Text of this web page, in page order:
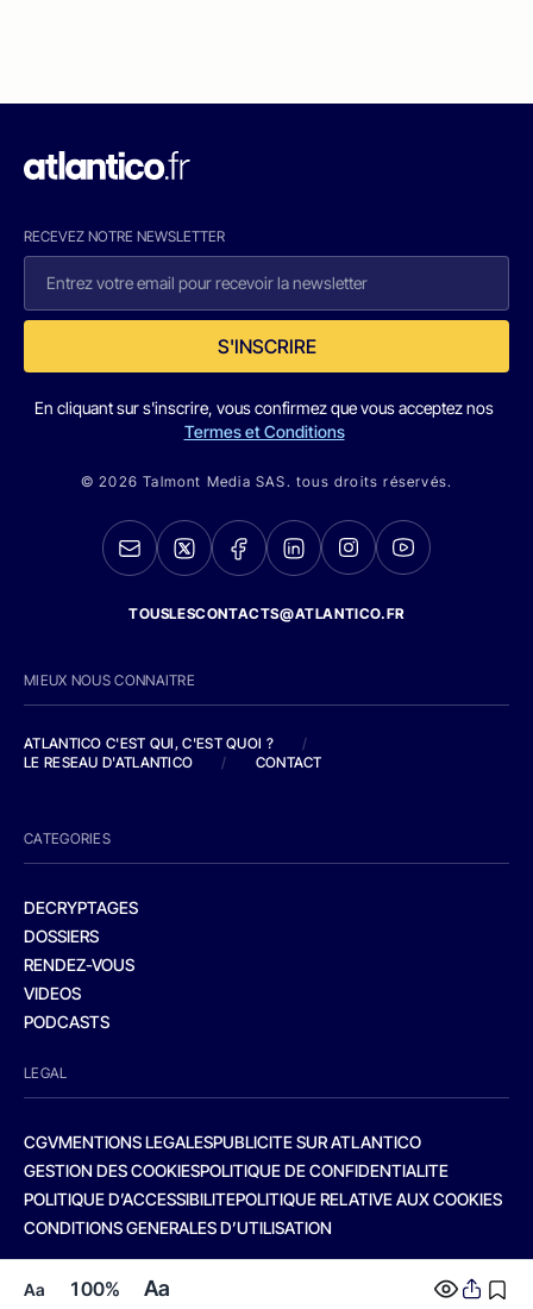
Aa 100% Aa
RECEVEZ NOTRE NEWSLETTER
S'INSCRIRE
En cliquant sur s'inscrire, vous confirmez que vous acceptez nos
Termes et Conditions
© 2026 Talmont Media SAS. tous droits réservés.
TOUSLESCONTACTS@ATLANTICO.FR
MIEUX NOUS CONNAITRE
ATLANTICO C'EST QUI, C'EST QUOI ?
/
LE RESEAU D'ATLANTICO
/ CONTACT
CATEGORIES
DECRYPTAGES
DOSSIERS
RENDEZ-VOUS
VIDEOS
PODCASTS
LEGAL
CGVMENTIONS LEGALESPUBLICITE SUR ATLANTICO
GESTION DES COOKIESPOLITIQUE DE CONFIDENTIALITE
POLITIQUE D’ACCESSIBILITEPOLITIQUE RELATIVE AUX COOKIES
CONDITIONS GENERALES D’UTILISATION